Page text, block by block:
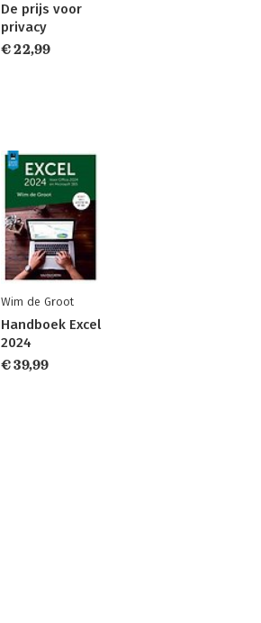
De prijs voor
privacy
€ 22,99
Wim de Groot
Handboek Excel
2024
€ 39,99